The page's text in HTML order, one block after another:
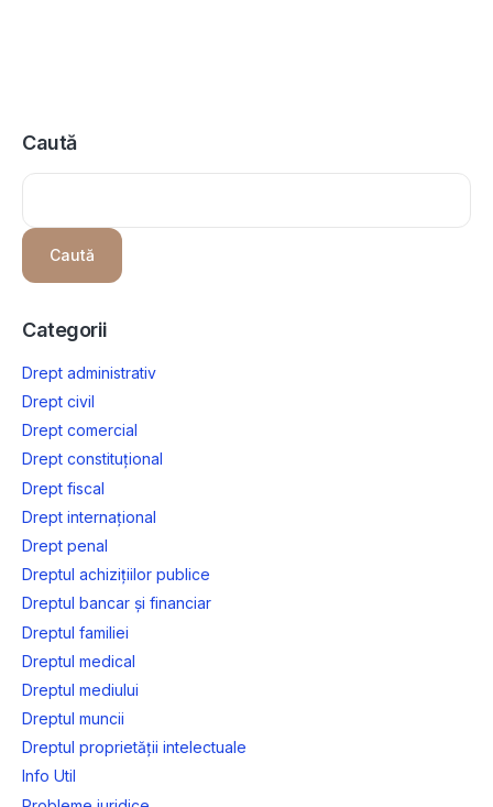
Caută
Caută
Categorii
Drept administrativ
Drept civil
Drept comercial
Drept constituțional
Drept fiscal
Drept internațional
Drept penal
Dreptul achizițiilor publice
Dreptul bancar și financiar
Dreptul familiei
Dreptul medical
Dreptul mediului
Dreptul muncii
Dreptul proprietății intelectuale
Info Util